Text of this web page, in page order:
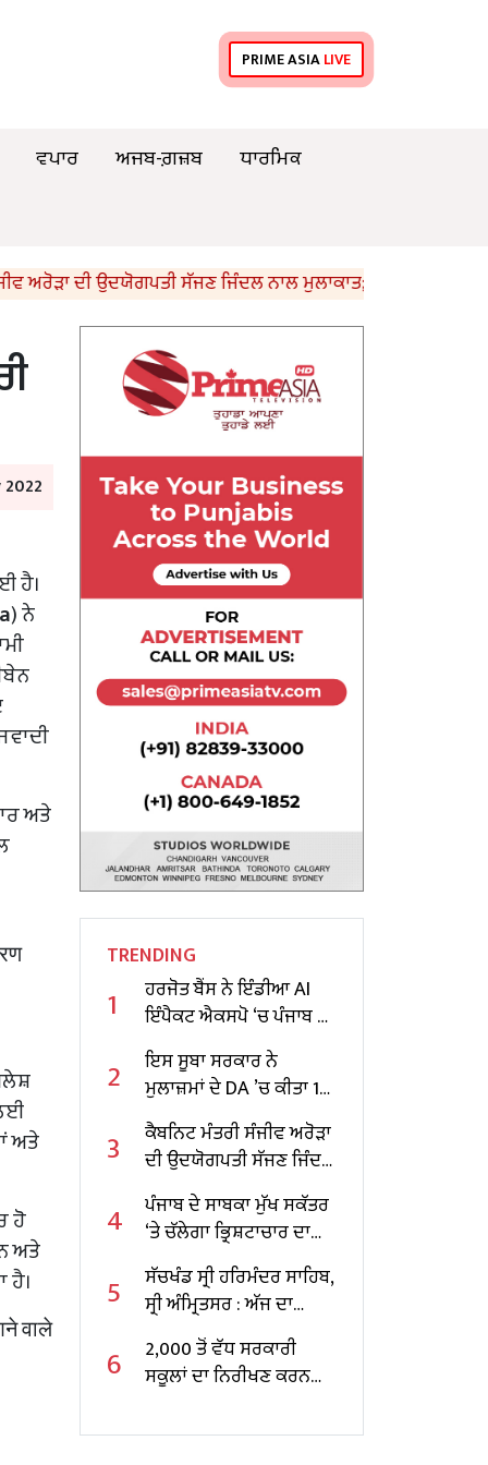
PRIME ASIALIVE
ਵਪਾਰ ਅਜਬ-ਗ਼ਜ਼ਬ
ਧਾਰਮਿਕ
ਦੀ ਉਦਯੋਗਪਤੀ ਸੱਜਣ ਜਿੰਦਲ ਨਾਲ ਮੁਲਾਕਾਤ; ਇਸਪਾਤ ਖੇਤਰ ‘ਚ ₹1,500
2022
ਹੈ।
)ਨੇ
ਅਤੇ
ਅਤੇ
ਹੋ
ਅਤੇ
ਹੈ।
वाले
TRENDING
1
ਹਰਜੋਤ ਬੈਂਸ ਨੇ ਇੰਡੀਆ AI
ਇੰਪੈਕਟ ਐਕਸਪੋ ‘ਚ ਪੰਜਾਬ ਦੇ
ਸਕੂਲਾਂ ਲਈ AI ਆਧਾਰਤ
ਸੰਭਾਵਨਾਵਾਂ ਨੂੰ ਤਲਾਸ਼ਿਆ
2
ਇਸ ਸੂਬਾ ਸਰਕਾਰ ਨੇ
ਮੁਲਾਜ਼ਮਾਂ ਦੇ DA ’ਚ ਕੀਤਾ 10
ਫੀਸਦੀ ਵਾਧਾ
3
ਕੈਬਨਿਟ ਮੰਤਰੀ ਸੰਜੀਵ ਅਰੋੜਾ
ਦੀ ਉਦਯੋਗਪਤੀ ਸੱਜਣ ਜਿੰਦਲ
ਨਾਲ ਮੁਲਾਕਾਤ; ਇਸਪਾਤ
ਖੇਤਰ ‘ਚ ₹1,500 ਕਰੋੜ ਨਿਵੇਸ਼
ਦਾ ਐਲਾਨ
4
ਪੰਜਾਬ ਦੇ ਸਾਬਕਾ ਮੁੱਖ ਸਕੱਤਰ
‘ਤੇ ਚੱਲੇਗਾ ਭ੍ਰਿਸ਼ਟਾਚਾਰ ਦਾ
ਕੇਸ, ਕੇਂਦਰ ਸਰਕਾਰ ਨੇ ਦਿੱਤੀ
ਪ੍ਰਵਾਨਗੀ
5
ਸੱਚਖੰਡ ਸ੍ਰੀ ਹਰਿਮੰਦਰ ਸਾਹਿਬ,
ਸ੍ਰੀ ਅੰਮ੍ਰਿਤਸਰ : ਅੱਜ ਦਾ
ਹੁਕਮਨਾਮਾ
6
2,000 ਤੋਂ ਵੱਧ ਸਰਕਾਰੀ
ਸਕੂਲਾਂ ਦਾ ਨਿਰੀਖਣ ਕਰਨ
ਸਿੱਖਿਆ ਮੰਤਰੀ ਬਣੇ ਹਰਜੋਤ